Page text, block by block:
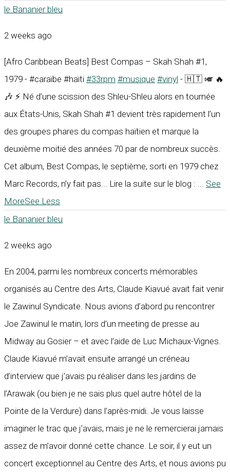
le Bananier bleu
2 weeks ago
[Afro Caribbean Beats] Best Compas – Skah Shah #1,
1979 - #caraïbe #haïti #33rpm #musique #vinyl - 🇭🇹 🎺 🔥
🎶 ⚡ Né d’une scission des Shleu-Shleu alors en tournée
aux États-Unis, Skah Shah #1 devient très rapidement l’un
des groupes phares du compas haïtien et marque la
deuxième moitié des années 70 par de nombreux succès.
Cet album, Best Compas, le septième, sorti en 1979 chez
Marc Records, n’y fait pas... Lire la suite sur le blog : ... See
MoreSee Less
le Bananier bleu
2 weeks ago
En 2004, parmi les nombreux concerts mémorables
organisés au Centre des Arts, Claude Kiavué avait fait venir
le Zawinul Syndicate. Nous avions d’abord pu rencontrer
Joe Zawinul le matin, lors d’un meeting de presse au
Midway au Gosier – et avec l’aide de Luc Michaux-Vignes.
Claude Kiavué m’avait ensuite arrangé un créneau
d’interview que j’avais pu réaliser dans les jardins de
l’Arawak (ou bien je ne sais plus quel autre hôtel de la
Pointe de la Verdure) dans l’après-midi. Je vous laisse
imaginer le trac que j’avais, mais je ne le remercierai jamais
assez de m’avoir donné cette chance. Le soir, il y eut un
concert exceptionnel au Centre des Arts, et nous avions pu